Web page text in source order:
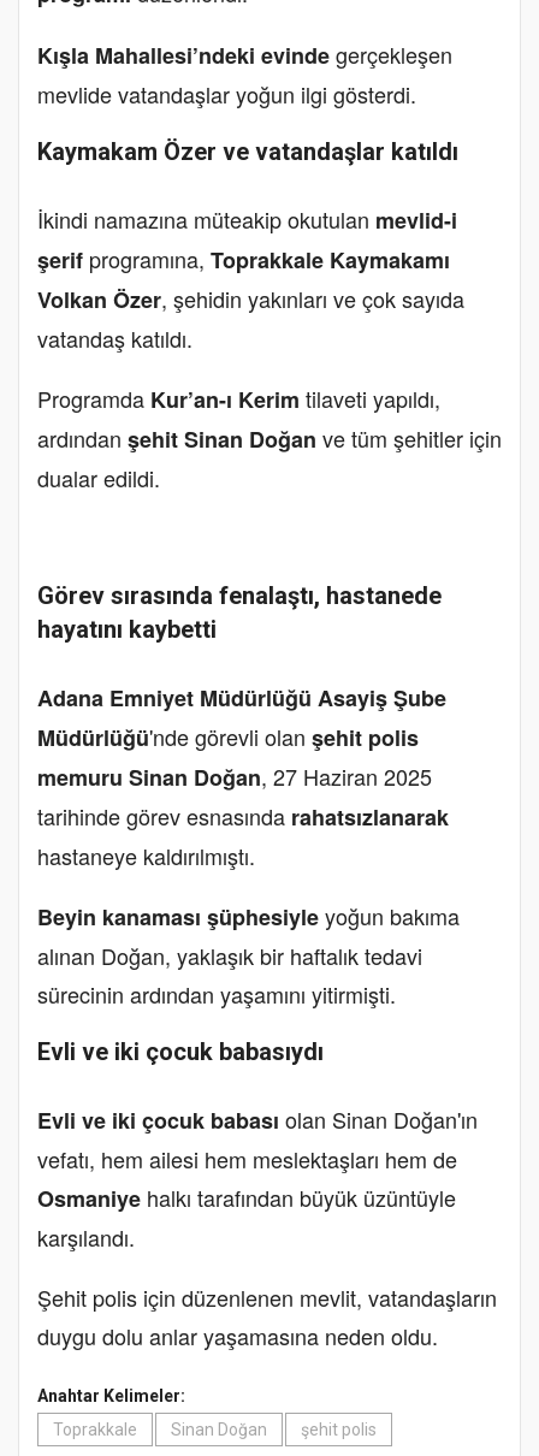
Kışla Mahallesi’ndeki evindegerçekleşen
mevlide vatandaşlar yoğun ilgi gösterdi.
Kaymakam Özer ve vatandaşlar katıldı
İkindi namazına müteakip okutulan mevlid-i
şerif programına, Toprakkale Kaymakamı
Volkan Özer, şehidin yakınları ve çok sayıda
vatandaş katıldı.
Programda Kur’an-ı Kerim tilaveti yapıldı,
ardından şehit Sinan Doğan ve tüm şehitler için
dualar edildi.
Görev sırasında fenalaştı, hastanede
hayatını kaybetti
Adana Emniyet Müdürlüğü Asayiş Şube
Müdürlüğü'nde görevli olan şehit polis
memuru Sinan Doğan, 27 Haziran 2025
tarihinde görev esnasında rahatsızlanarak
hastaneye kaldırılmıştı.
Beyin kanaması şüphesiyleyoğun bakıma
alınan Doğan, yaklaşık bir haftalık tedavi
sürecinin ardından yaşamını yitirmişti.
Evli ve iki çocuk babasıydı
Evli ve iki çocuk babası olan Sinan Doğan'ın
vefatı, hem ailesi hem meslektaşları hem de
Osmaniye halkı tarafından büyük üzüntüyle
karşılandı.
Şehit polis için düzenlenen mevlit, vatandaşların
duygu dolu anlar yaşamasına neden oldu.
Anahtar Kelimeler:
Toprakkale
Sinan Doğan şehit polis